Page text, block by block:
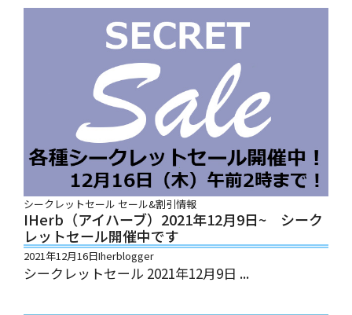
シークレットセール セール&割引情報
IHerb（アイハーブ）2021年12月9日~ シーク
レットセール開催中です
2021年12月16日Iherblogger
シークレットセール 2021年12月9日 ...